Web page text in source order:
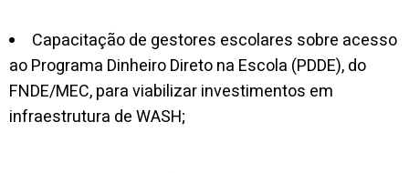
Capacitação de gestores escolares sobre acesso
ao Programa Dinheiro Direto na Escola (PDDE), do
FNDE/MEC, para viabilizar investimentos em
infraestrutura de WASH;